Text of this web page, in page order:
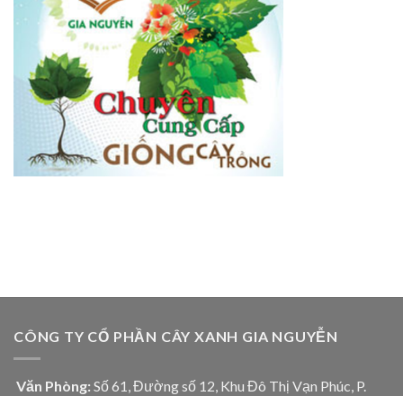
CÔNG TY CỔ PHẦN CÂY XANH GIA NGUYỄN
Văn Phòng: Số 61, Đường số 12, Khu Đô Thị Vạn Phúc, P.